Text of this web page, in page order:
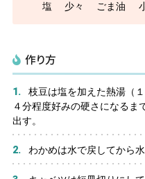
午前（月〜
塩
少々 ごま油
作り方
枝豆は塩を加えた熱湯（
４分程度好みの硬さになるま
出す。
わかめは水で戻してから水